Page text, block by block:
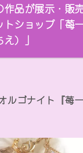
品が展示・販
トショップ「苺
）」
オルゴナイト『苺